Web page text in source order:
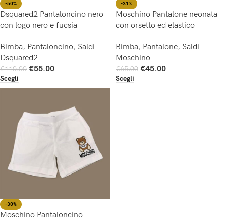
-50%
Dsquared2 Pantaloncino nero
con logo nero e fucsia
Bimba, Pantaloncino, Saldi
Dsquared2
€110.00 €55.00
Scegli
-31%
Moschino Pantalone neonata
con orsetto ed elastico
Bimba, Pantalone, Saldi
Moschino
€65.00 €45.00
Scegli
-30%